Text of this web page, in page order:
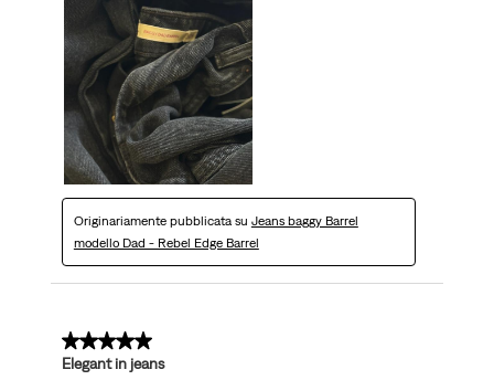
Originariamente pubblicata su Jeans baggy Barrel
modello Dad - Rebel Edge Barrel
5 su 5 stelle.
Elegant in jeans